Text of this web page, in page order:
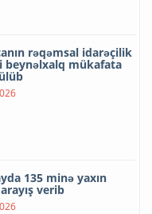
rəqəmsal idarəçilik
beynəlxalq mükafata
135 minə yaxın
verib